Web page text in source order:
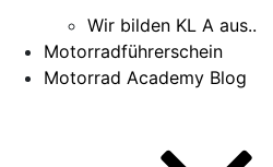
Wir bilden KL A aus..
Motorradführerschein
Motorrad Academy Blog